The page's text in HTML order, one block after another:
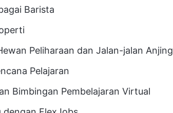
Barista
Peliharaan dan Jalan-jalan Anjing
Pelajaran
Bimbingan Pembelajaran Virtual